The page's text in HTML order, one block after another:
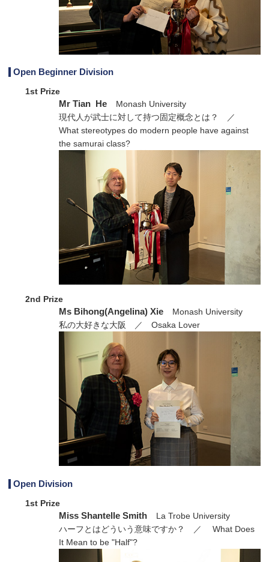
Open Beginner Division
1st Prize
Mr Tian He
Monash University
現代人が武士に対して持つ固定概念とは？ ／
What stereotypes do modern people have against
the samurai class?
2nd Prize
Ms Bihong(Angelina) Xie
Monash University
私の大好きな大阪 ／ Osaka Lover
Open Division
1st Prize
Miss Shantelle Smith
La Trobe University
ハーフとはどういう意味ですか？ ／ What Does
It Mean to be "Half"?